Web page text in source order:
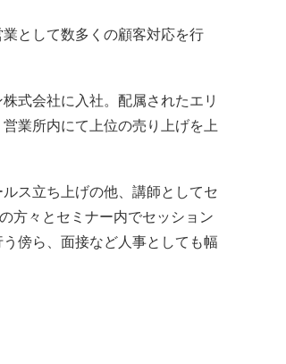
として数多くの顧客対応を行
式会社に入社。配属されたエリ
業所内にて上位の売り上げを上
ス立ち上げの他、講師としてセ
方々とセミナー内でセッション
傍ら、面接など人事としても幅